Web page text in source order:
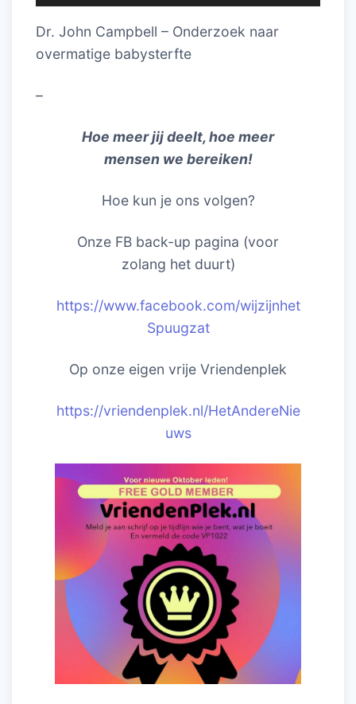
Dr. John Campbell – Onderzoek naar
overmatige babysterfte
–
Hoe meer jij deelt, hoe meer
mensen we bereiken!
Hoe kun je ons volgen?
Onze FB back-up pagina (voor
zolang het duurt)
https://www.facebook.com/wijzijnhet
Spuugzat
Op onze eigen vrije Vriendenplek
https://vriendenplek.nl/HetAndereNie
uws